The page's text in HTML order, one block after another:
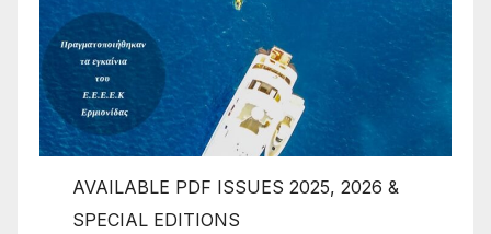
AVAILABLE PDF ISSUES 2025, 2026 &
SPECIAL EDITIONS